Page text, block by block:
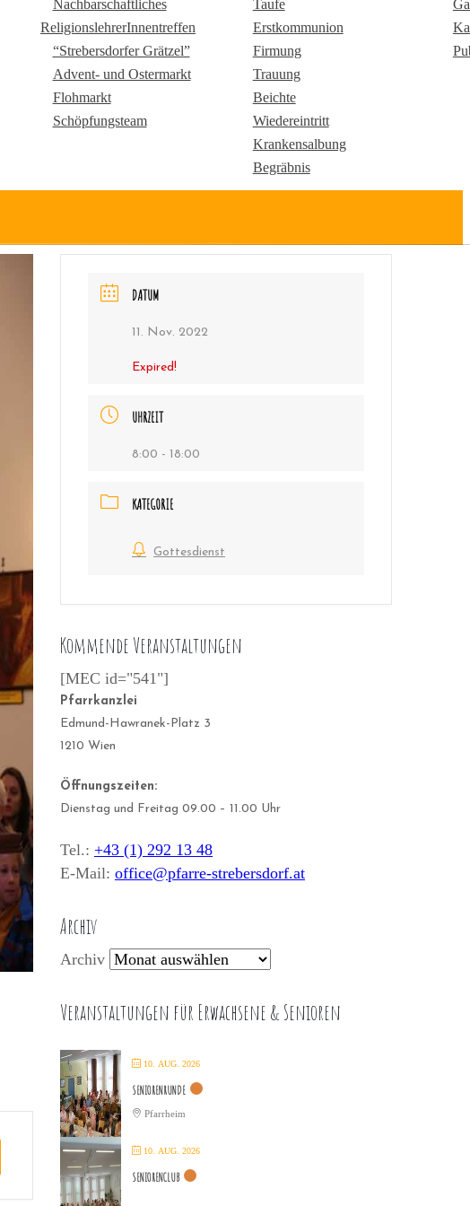
Nachbarschaftliches
ReligionslehrerInnentreffen
“Strebersdorfer Grätzel”
Advent- und Ostermarkt
Flohmarkt
Schöpfungsteam
Taufe
Erstkommunion
Firmung
Trauung
Beichte
Wiedereintritt
Krankensalbung
Begräbnis
DATUM
11. Nov. 2022
Expired!
UHRZEIT
8:00 - 18:00
KATEGORIE
Gottesdienst
Kommende Veranstaltungen
[MEC id="541"]
Pfarrkanzlei
Edmund-Hawranek-Platz 3
1210 Wien
Öffnungszeiten:
Dienstag und Freitag 09.00 – 11.00 Uhr
Tel.: +43 (1) 292 13 48
E-Mail: office@pfarre-strebersdorf.at
Archiv
Archiv
Veranstaltungen für Erwachsene & Senioren
10. AUG. 2026
SENIORENRUNDE
Pfarrheim
10. AUG. 2026
SENIORENCLUB